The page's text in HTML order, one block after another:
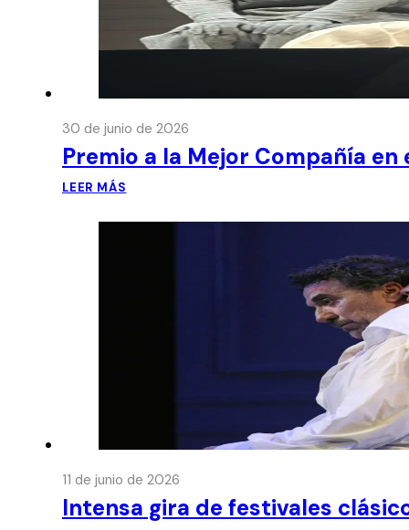
30 de junio de 2026
Premio a la Mejor Compañía en
LEER MÁS
11 de junio de 2026
Intensa gira de festivales